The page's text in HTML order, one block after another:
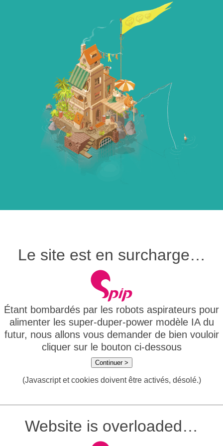
Le site est en surcharge…
Étant bombardés par les robots aspirateurs pour
alimenter les super-duper-power modèle IA du
futur, nous allons vous demander de bien vouloir
cliquer sur le bouton ci-dessous
Continuer >
(Javascript et cookies doivent être activés, désolé.)
Website is overloaded…